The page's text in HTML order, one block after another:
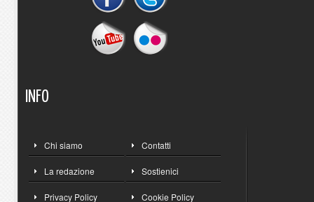
INFO
Chi siamo Contatti
La redazione Sostienici
Privacy Policy Cookie Policy